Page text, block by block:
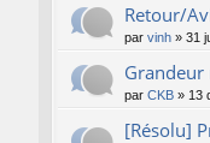
Retour/
par vinh » 31
par CKB » 13
[Résolu]